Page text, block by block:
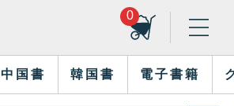
0
中国書 韓国書 電子書籍